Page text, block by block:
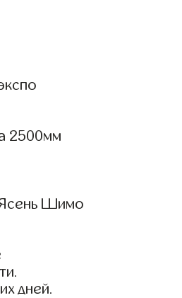
2500мм
Шимо
дней.